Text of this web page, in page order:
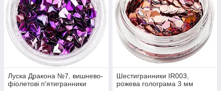
Луска Дракона №7, вишнево-
фіолетові п'ятигранники
Шестигранники IR003,
рожева голограма 3 мм